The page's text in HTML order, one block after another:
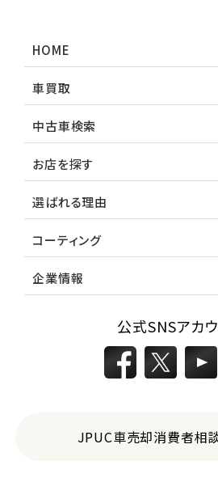
HOME
車買取
中古車検索
お店を探す
選ばれる理由
コーティング
企業情報
公式SNSアカ
JPUC車売却消費者相